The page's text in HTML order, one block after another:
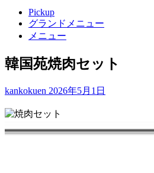
Pickup
グランドメニュー
メニュー
韓国苑焼肉セット
kankokuen 2026年5月1日